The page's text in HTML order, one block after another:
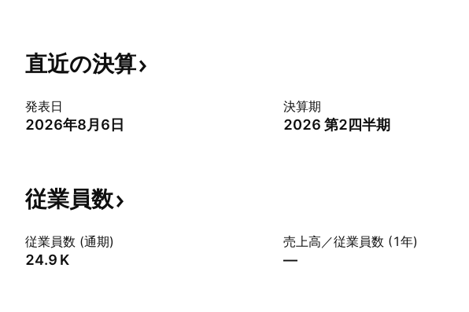
直近の決算
発表日
2026年8月6日
決算期
2026 第2四半期
従業員数
従業員数 (通期)
‪24.9 K‬
売上高／従業員数 (1年)
—